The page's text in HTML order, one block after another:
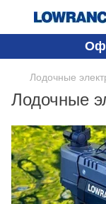
Лодочные
Лодочные